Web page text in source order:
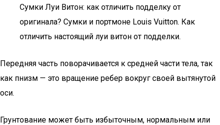
Сумки Луи Витон: как отличить подделку от
оригинала? Сумки и портмоне Louis Vuitton. Как
отличить настоящий луи витон от подделки.
Передняя часть поворачивается к средней части тела, так
как пнизм — это вращение ребер вокруг своей вытянутой
оси.
Грунтование может быть избыточным, нормальным или